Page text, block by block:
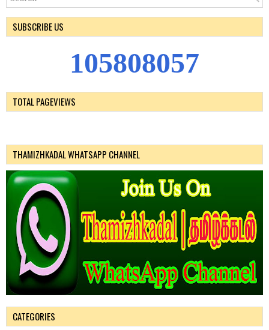
SUBSCRIBE US
105808057
TOTAL PAGEVIEWS
THAMIZHKADAL WHATSAPP CHANNEL
CATEGORIES